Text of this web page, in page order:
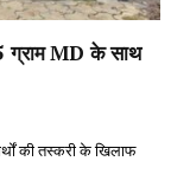
ग्राम MD के साथ
की तस्करी के खिलाफ